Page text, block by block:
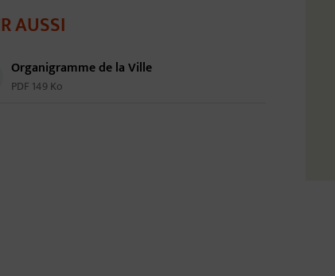
AUSSI
Organigramme de la Ville
PDF 149 Ko